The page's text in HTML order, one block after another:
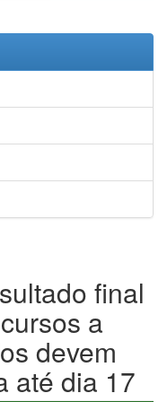
final
a
devem
até dia 17